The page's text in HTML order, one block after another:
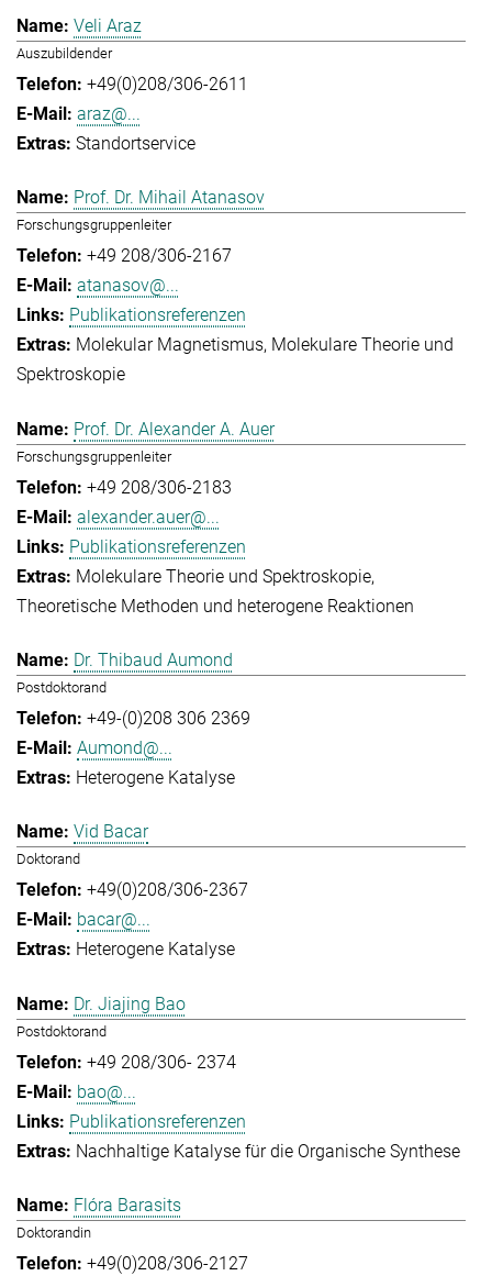
Veli Araz
Auszubildender
+49(0)208/306-2611
araz@...
Standortservice
Prof. Dr. Mihail Atanasov
Forschungsgruppenleiter
+49 208/306-2167
atanasov@...
Publikationsreferenzen
Molekular Magnetismus Molekulare Theorie und
Spektroskopie
Prof. Dr. Alexander A. Auer
Forschungsgruppenleiter
+49 208/306-2183
alexander.auer@...
Publikationsreferenzen
Molekulare Theorie und Spektroskopie
Theoretische Methoden und heterogene Reaktionen
Dr. Thibaud Aumond
Postdoktorand
+49-(0)208 306 2369
Aumond@...
Heterogene Katalyse
Vid Bacar
Doktorand
+49(0)208/306-2367
bacar@...
Heterogene Katalyse
Dr. Jiajing Bao
Postdoktorand
+49 208/306- 2374
bao@...
Publikationsreferenzen
Nachhaltige Katalyse für die Organische Synthese
Flóra Barasits
Doktorandin
+49(0)208/306-2127